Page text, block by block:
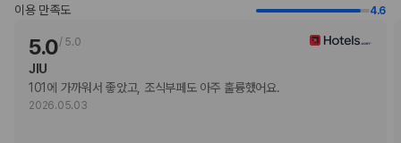
공항 셔틀 요금(어린이 1인 기준): TWD 3100(편도)
추가 요금 지불 시 늦은 체크아웃 가능(객실 이용 상황에 따라 다름)
간이 침대 이용 요금: 1박 기준, TWD 1200.0
위 목록에 명시되지 않은 다른 항목이 있을 수 있습니다. 요금 및 보증금은 세전
금액일 수 있으며 변경될 수 있습니다.
이용 만족도 4.6
5.0/ 5.0
JIU
101에 가까워서 좋았고, 조식부페도 아주 훌륭했어요.
2026.05.03